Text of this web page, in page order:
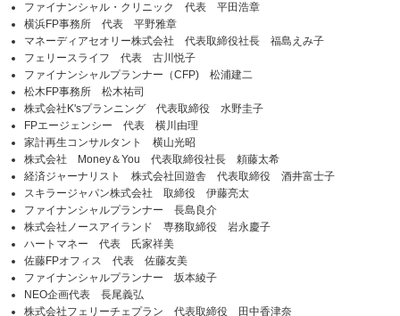
ファイナンシャル・クリニック 代表 平田浩章
横浜FP事務所 代表 平野雅章
マネーディアセオリー株式会社 代表取締役社長 福島えみ子
フェリースライフ 代表 古川悦子
ファイナンシャルプランナー（CFP) 松浦建二
松木FP事務所 松木祐司
株式会社K'sプランニング 代表取締役 水野圭子
FPエージェンシー 代表 横川由理
家計再生コンサルタント 横山光昭
株式会社 Money＆You 代表取締役社長 頼藤太希
経済ジャーナリスト 株式会社回遊舎 代表取締役 酒井富士子
スキラージャパン株式会社 取締役 伊藤亮太
ファイナンシャルプランナー 長島良介
株式会社ノースアイランド 専務取締役 岩永慶子
ハートマネー 代表 氏家祥美
佐藤FPオフィス 代表 佐藤友美
ファイナンシャルプランナー 坂本綾子
NEO企画代表 長尾義弘
株式会社フェリーチェプラン 代表取締役 田中香津奈